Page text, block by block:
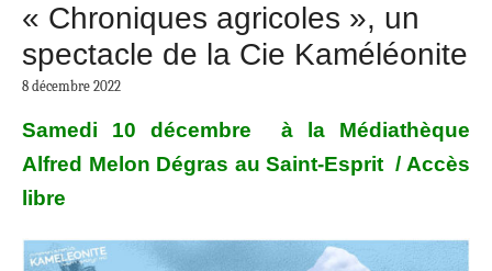
« Chroniques agricoles », un
spectacle de la Cie Kaméléonite
8 décembre 2022
Samedi 10 décembre à la Médiathèque
Alfred Melon Dégras au Saint-Esprit / Accès
libre